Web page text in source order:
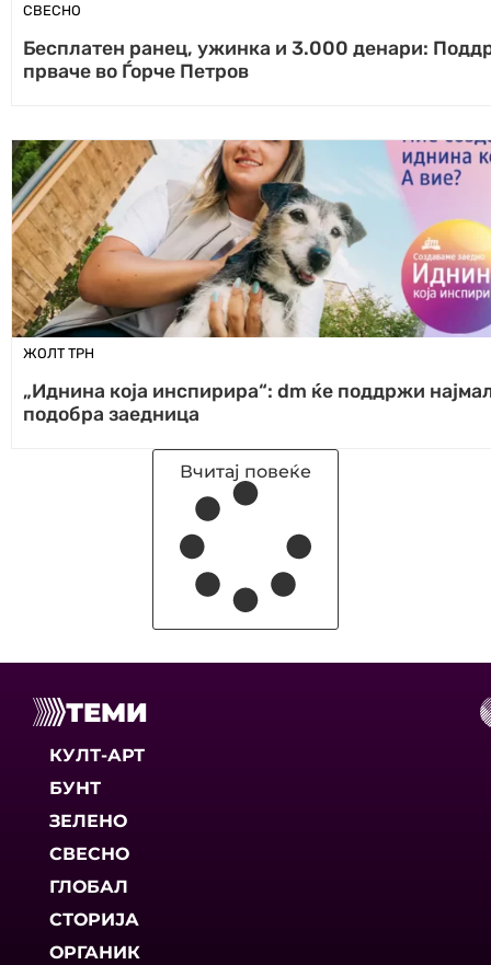
СВЕСНО
Бесплатен ранец, ужинка и 3.000 денари:
прваче во Ѓорче Петров
ЖОЛТ ТРН
„Иднина која инспирира“: dm ќе поддржи
подобра заедница
Вчитај повеќе
ТЕМИ
КУЛТ-АРТ
БУНТ
ЗЕЛЕНО
СВЕСНО
ГЛОБАЛ
СТОРИЈА
ОРГАНИК